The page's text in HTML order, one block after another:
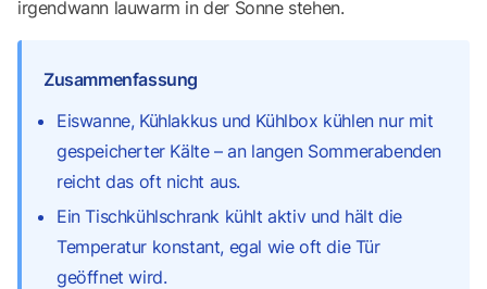
irgendwann lauwarm in der Sonne stehen.
Zusammenfassung
Eiswanne, Kühlakkus und Kühlbox kühlen nur mit
gespeicherter Kälte – an langen Sommerabenden
reicht das oft nicht aus.
Ein Tischkühlschrank kühlt aktiv und hält die
Temperatur konstant, egal wie oft die Tür
geöffnet wird.